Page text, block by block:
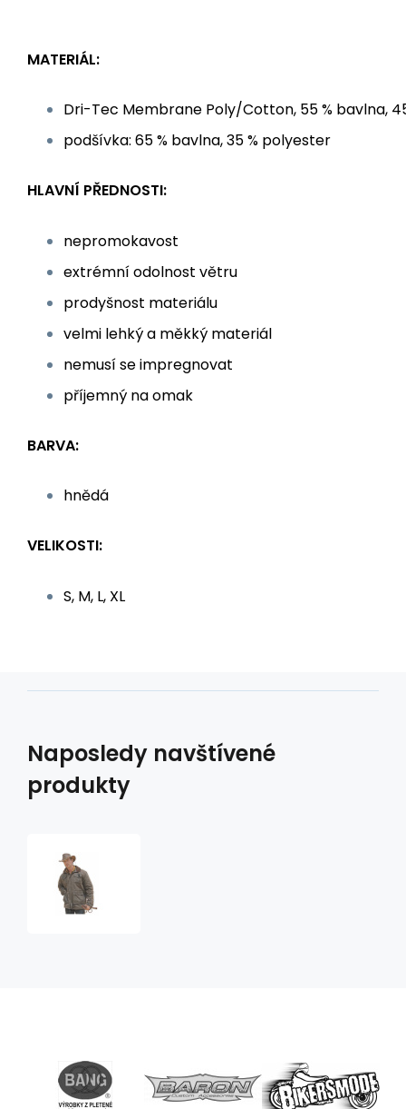
MATERIÁL:
Dri-Tec Membrane Poly/Cotton, 55 % bavlna,
podšívka: 65 % bavlna, 35 % polyester
HLAVNÍ PŘEDNOSTI:
nepromokavost
extrémní odolnost větru
prodyšnost materiálu
velmi lehký a měkký materiál
nemusí se impregnovat
příjemný na omak
BARVA:
hnědá
VELIKOSTI:
S, M, L, XL
Naposledy navštívené
produkty